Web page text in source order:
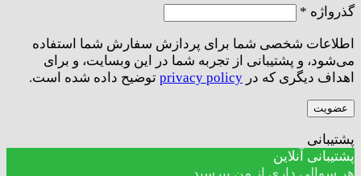
گذرواژه *
اطلاعات شخصی شما برای پردازش سفارش شما استفاده
می‌شود، و پشتیبانی از تجربه شما در این وبسایت، و برای
اهداف دیگری که در privacy policy توضیح داده شده است.
عضویت
پشتیبانی
پشتیبانی آنلاین